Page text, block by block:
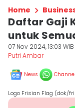
Home
Daftar Gaji
untuk
07 Nov 2024, 13:03 WIB
Putri Ambar
News Channel
Logo Frisian Flag (dok/